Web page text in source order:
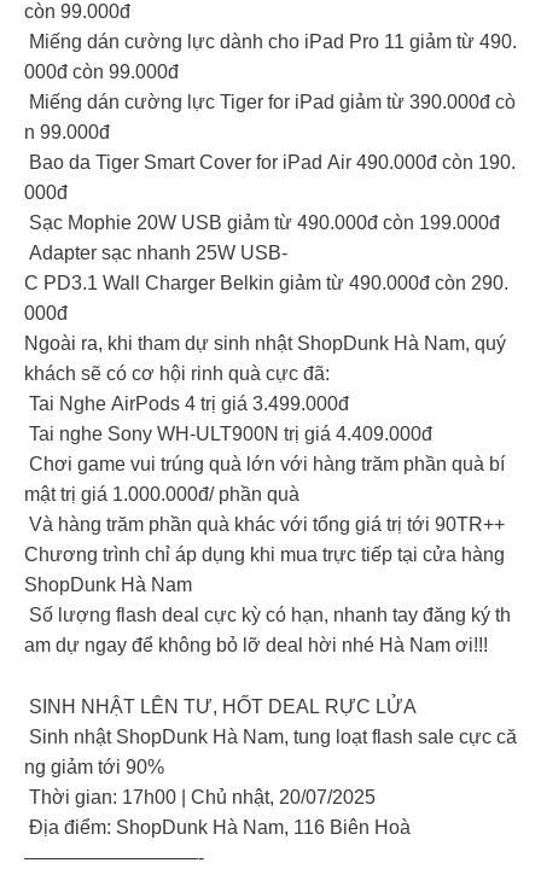
còn 99.000đ
Miếng dán cường lực dành cho iPad Pro 11 giảm từ 490.
000đ còn 99.000đ
Miếng dán cường lực Tiger for iPad giảm từ 390.000đ cò
n 99.000đ
Bao da Tiger Smart Cover for iPad Air 490.000đ còn 190.
000đ
Sạc Mophie 20W USB giảm từ 490.000đ còn 199.000đ
Adapter sạc nhanh 25W USB-
C PD3.1 Wall Charger Belkin giảm từ 490.000đ còn 290.
000đ
Ngoài ra, khi tham dự sinh nhật ShopDunk Hà Nam, quý
khách sẽ có cơ hội rinh quà cực đã:
Tai Nghe AirPods 4 trị giá 3.499.000đ
Tai nghe Sony WH-ULT900N trị giá 4.409.000đ
Chơi game vui trúng quà lớn với hàng trăm phần quà bí
mật trị giá 1.000.000đ/ phần quà
Và hàng trăm phần quà khác với tổng giá trị tới 90TR++
Chương trình chỉ áp dụng khi mua trực tiếp tại cửa hàng
ShopDunk Hà Nam
Số lượng flash deal cực kỳ có hạn, nhanh tay đăng ký th
am dự ngay để không bỏ lỡ deal hời nhé Hà Nam ơi!!!
SINH NHẬT LÊN TƯ, HỐT DEAL RỰC LỬA
Sinh nhật ShopDunk Hà Nam, tung loạt flash sale cực că
ng giảm tới 90%
Thời gian: 17h00 | Chủ nhật, 20/07/2025
Địa điểm: ShopDunk Hà Nam, 116 Biên Hoà
—————————-